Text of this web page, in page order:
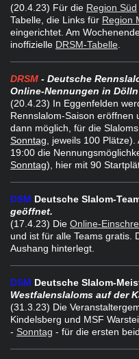
(20.4.23) Für die Region Süd
Tabelle, die Links für Region
eingerichtet. Am
inoffizielle DRSM-Tabelle
DRSM - Deutsche
Online-Nennungen in
(20.4.23) In Eggenfelden
Rennslalom-Saison
dann möglich, für die
Sonntag , jeweils 100
19:00 die
Sonntag), hier mit 90
DSM Deutsche Slalom-
geöffnet.
(17.4.23) Die Online-
und ist für alle Teams gratis.
Aushang hinterlegt.
DSM Deutsche Slalom-
Westfalenslaloms auf der
(31.3.23) Die
Kindelsberg und MSF
- Sonntag - für die ersten